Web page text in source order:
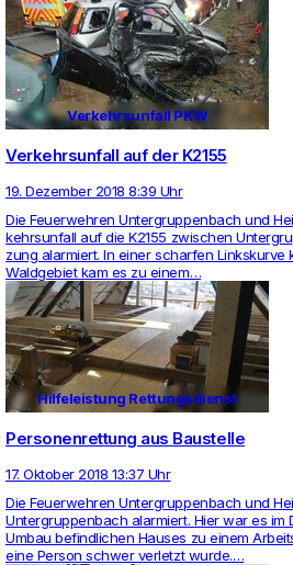
Verkehrsunfall PKW
Verkehrsunfall auf der K2155
19. Dezember 2018 8:39 Uhr
Die Feu­er­wehren Unter­grup­pen­bach und
kehrs­un­fall auf die K2155 zwi­schen
zung alar­miert. In einer scharfen Links­kurve
Wald­ge­biet kam es zu einem…
Hilfeleistung Rettungsdienst
Personenrettung aus Baustelle
17. Oktober 2018 13:37 Uhr
Die Feu­er­wehren Unter­grup­pen­bach und
Unter­grup­pen­bach alar­miert. Hier war es im
Umbau befind­li­chen Hauses zu einem
eine Person schwer ver­letzt wurde.…